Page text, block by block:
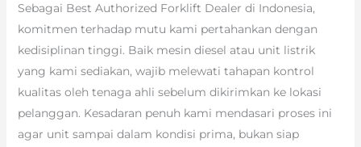
Sebagai Best Authorized Forklift Dealer di Indonesia,
komitmen terhadap mutu kami pertahankan dengan
kedisiplinan tinggi. Baik mesin diesel atau unit listrik
yang kami sediakan, wajib melewati tahapan kontrol
kualitas oleh tenaga ahli sebelum dikirimkan ke lokasi
pelanggan. Kesadaran penuh kami mendasari proses ini
agar unit sampai dalam kondisi prima, bukan siap